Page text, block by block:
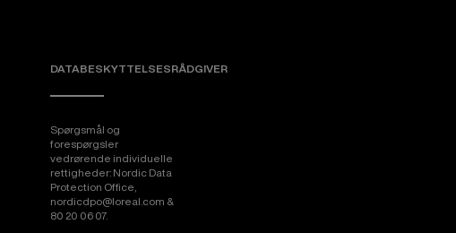
DATABESKYTTELSESRÅDGIVER
Spørgsmål og
forespørgsler
vedrørende individuelle
rettigheder: Nordic Data
Protection Office,
nordicdpo@loreal.com &
80 20 06 07.